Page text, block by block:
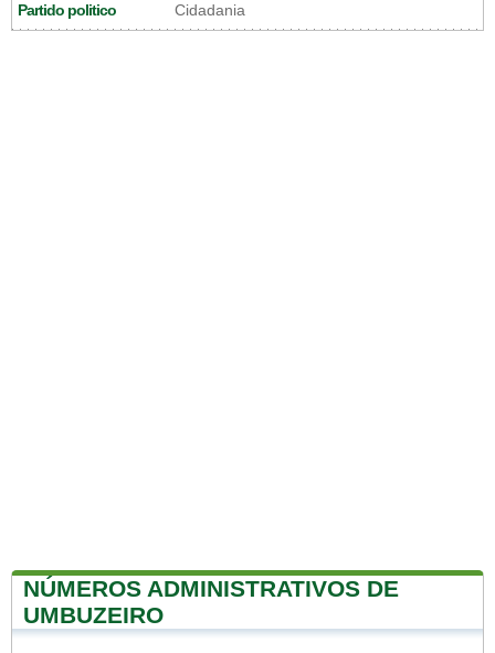
Partido politico Cidadania
NÚMEROS ADMINISTRATIVOS DE
UMBUZEIRO